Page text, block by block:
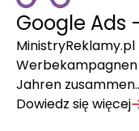
Google Ads
Jahren
Dowiedz się więcej